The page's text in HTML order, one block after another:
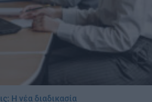
Η νέα διαδικασία